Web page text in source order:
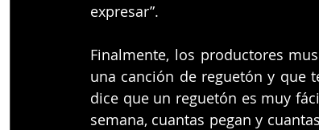
expresar”.
Finalmente, los productores
una canción de reguetón y que
dice que un reguetón es muy
semana, cuantas pegan y